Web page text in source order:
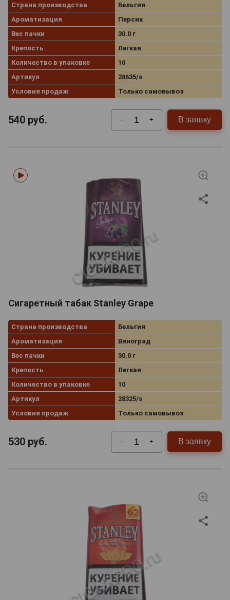
Страна производства
Бельгия
Ароматизация
Персик
Вес пачки
30.0 г
Крепость
Легкая
Количество в упаковке
10
Артикул
28635/s
Условия продаж
Только самовывоз
540 руб. - + В заявку
Сигаретный табак Stanley Grape
Страна производства
Бельгия
Ароматизация
Виноград
Вес пачки
30.0 г
Крепость
Легкая
Количество в упаковке
10
Артикул
28325/s
Условия продаж
Только самовывоз
530 руб. - + В заявку